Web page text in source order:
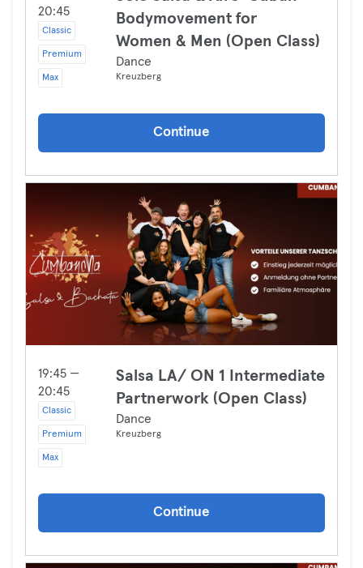
20:45
Classic
Premium
Max
Bodymovement for
Women & Men (Open Class)
Dance
Kreuzberg
Continue
19:45 —
20:45
Classic
Premium
Max
Salsa LA/ ON 1 Intermediate
Partnerwork (Open Class)
Dance
Kreuzberg
Continue